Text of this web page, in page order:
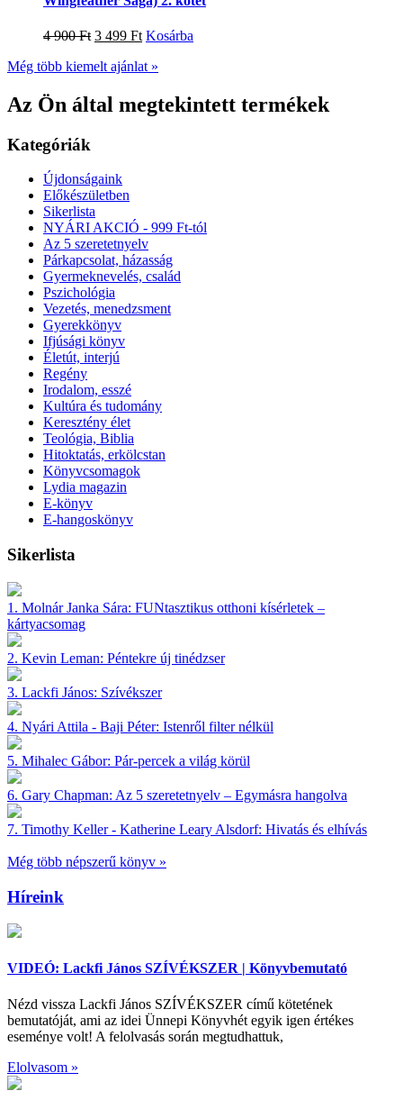
4 900Ft 3 499 Ft Kosárba
Még több kiemelt ajánlat »
Az Ön által megtekintett termékek
Kategóriák
Újdonságaink
Előkészületben
Sikerlista
NYÁRI AKCIÓ - 999 Ft-tól
Az 5 szeretetnyelv
Párkapcsolat, házasság
Gyermeknevelés, család
Pszichológia
Vezetés, menedzsment
Gyerekkönyv
Ifjúsági könyv
Életút, interjú
Regény
Irodalom, esszé
Kultúra és tudomány
Keresztény élet
Teológia, Biblia
Hitoktatás, erkölcstan
Könyvcsomagok
Lydia magazin
E-könyv
E-hangoskönyv
Sikerlista
1. Molnár Janka Sára: FUNtasztikus otthoni kísérletek –
kártyacsomag
2. Kevin Leman: Péntekre új tinédzser
3. Lackfi János: Szívékszer
4. Nyári Attila - Baji Péter: Istenről filter nélkül
5. Mihalec Gábor: Pár-percek a világ körül
6. Gary Chapman: Az 5 szeretetnyelv – Egymásra hangolva
7. Timothy Keller - Katherine Leary Alsdorf: Hivatás és elhívás
Még több népszerű könyv »
Híreink
VIDEÓ: Lackfi János SZÍVÉKSZER | Könyvbemutató
Nézd vissza Lackfi János SZÍVÉKSZER című kötetének
bemutatóját, ami az idei Ünnepi Könyvhét egyik igen értékes
eseménye volt! A felolvasás során megtudhattuk,
Elolvasom »